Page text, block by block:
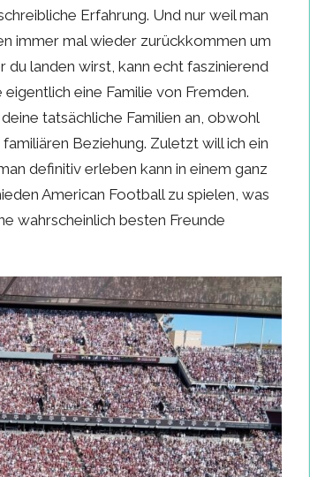
Erfahrung. Und nur weil man
immer mal wieder zurückkommen um
du landen wirst, kann echt faszinierend
eine Familie von Fremden.
tatsächliche Familien an, obwohl
Beziehung. Zuletzt will ich ein
definitiv erleben kann in einem ganz
American Football zu spielen, was
wahrscheinlich besten Freunde